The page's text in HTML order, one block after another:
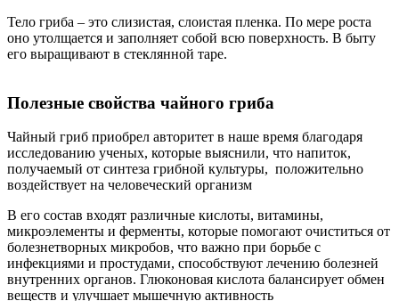
Тело гриба – это слизистая, слоистая пленка. По мере роста
оно утолщается и заполняет собой всю поверхность. В быту
его выращивают в стеклянной таре.
Полезные свойства чайного гриба
Чайный гриб приобрел авторитет в наше время благодаря
исследованию ученых, которые выяснили, что напиток,
получаемый от синтеза грибной культуры, положительно
воздействует на человеческий организм
В его состав входят различные кислоты, витамины,
микроэлементы и ферменты, которые помогают очиститься от
болезнетворных микробов, что важно при борьбе с
инфекциями и простудами, способствуют лечению болезней
внутренних органов. Глюконовая кислота балансирует обмен
веществ и улучшает мышечную активность